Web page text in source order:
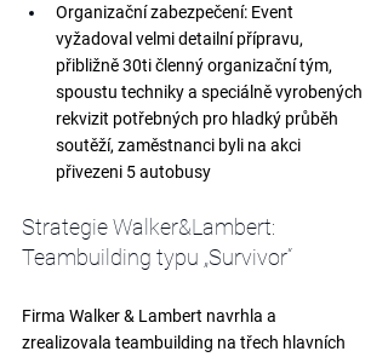
Organizační zabezpečení: Event
vyžadoval velmi detailní přípravu,
přibližně 30ti členný organizační tým,
spoustu techniky a speciálně vyrobených
rekvizit potřebných pro hladký průběh
soutěží, zaměstnanci byli na akci
přivezeni 5 autobusy
Strategie Walker&Lambert:
Teambuilding typu „Survivor“
Firma Walker & Lambert navrhla a
zrealizovala teambuilding na třech hlavních